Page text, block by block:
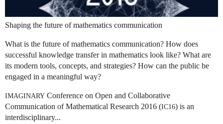
Shaping the future of mathematics communication
What is the future of mathematics communication? How does
successful knowledge transfer in mathematics look like? What are
its modern tools, concepts, and strategies? How can the public be
engaged in a meaningful way?
IMAGINARY Conference on Open and Collaborative
Communication of Mathematical Research 2016 (IC16) is an
interdisciplinary...